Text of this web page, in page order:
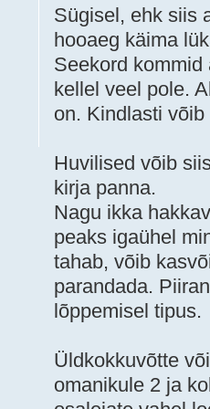
Sügisel, ehk siis
hooaeg käima
Seekord
kellel veel pole.
on. Kindlasti
Huvilised võib
kirja panna.
Nagu ikka
peaks igaühel
tahab, võib
parandada.
lõppemisel tipus.
Üldkokkuvõtte
omanikule 2 ja